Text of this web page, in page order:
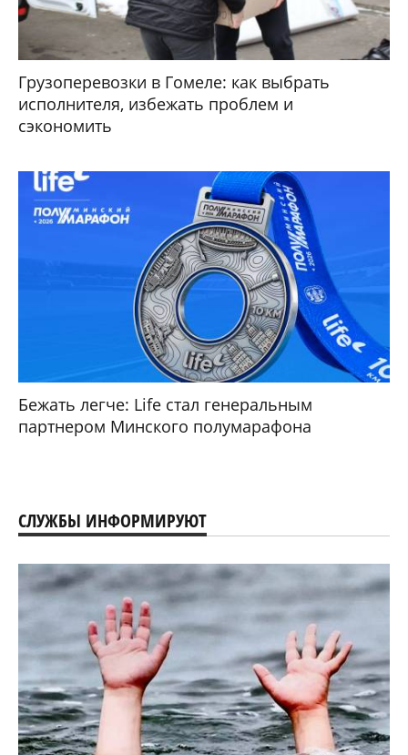
Грузоперевозки в Гомеле: как выбрать
исполнителя, избежать проблем и
сэкономить
Бежать легче: Life стал генеральным
партнером Минского полумарафона
СЛУЖБЫ ИНФОРМИРУЮТ